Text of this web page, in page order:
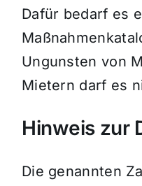
Dafür bedarf es
Ungunsten von
Mietern darf es
Hinweis zur
Die genannten